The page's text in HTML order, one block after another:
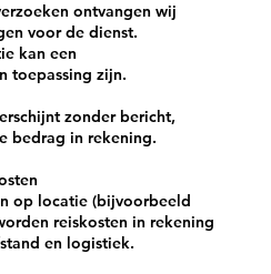
ontvangen wij
voor de dienst.
kan een
toepassing zijn.
zonder bericht,
bedrag in rekening.
op locatie (bijvoorbeeld
reiskosten in rekening
en logistiek.